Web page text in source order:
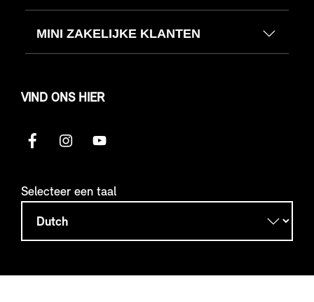
MINI ZAKELIJKE KLANTEN
VIND ONS HIER
Selecteer een taal